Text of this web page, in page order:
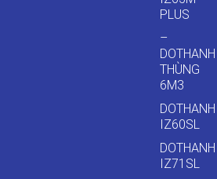
PLUS
–
DOTHANH
THÙNG
6M3
DOTHANH
IZ60SL
DOTHANH
IZ71SL